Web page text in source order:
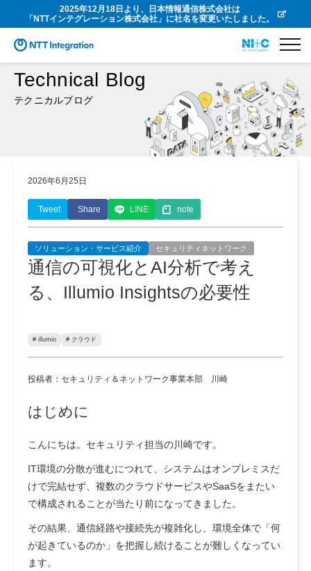
2025年12月18日より、日本情報通信株式会社は
「NTTインテグレーション株式会社」に社名を変更いたしました。
Technical Blog
テクニカルブログ
2026年6月25日
Tweet Share LINE note
ソリューション・サービス紹介 セキュリティネットワーク
通信の可視化とAI分析で考え
る、Illumio Insightsの必要性
# illumio # クラウド
投稿者：セキュリティ＆ネットワーク事業本部 川崎
はじめに
こんにちは。セキュリティ担当の川崎です。
IT環境の分散が進むにつれて、システムはオンプレミスだ
けで完結せず、複数のクラウドサービスやSaaSをまたい
で構成されることが当たり前になってきました。
その結果、通信経路や接続先が複雑化し、環境全体で「何
が起きているのか」を把握し続けることが難しくなってい
ます。